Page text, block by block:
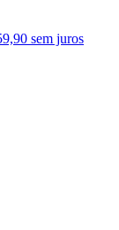
sem juros